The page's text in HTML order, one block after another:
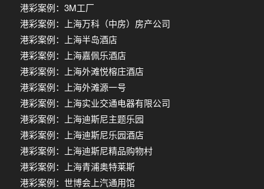
港彩案例：3M工厂
港彩案例：上海万科（中房）房产公司
港彩案例：上海半岛酒店
港彩案例：上海嘉佩乐酒店
港彩案例：上海外滩悦榕庄酒店
港彩案例：上海外滩源一号
港彩案例：上海实业交通电器有限公司
港彩案例：上海迪斯尼主题乐园
港彩案例：上海迪斯尼乐园酒店
港彩案例：上海迪斯尼精品购物村
港彩案例：上海青浦奥特莱斯
港彩案例：世博会上汽通用馆